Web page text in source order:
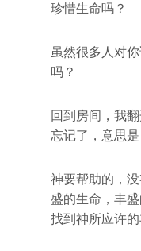
珍惜生命吗？
虽然很多人对
吗？
回到房间，我
忘记了，意思是
神要帮助的，
盛的生命，丰
找到神所应许的